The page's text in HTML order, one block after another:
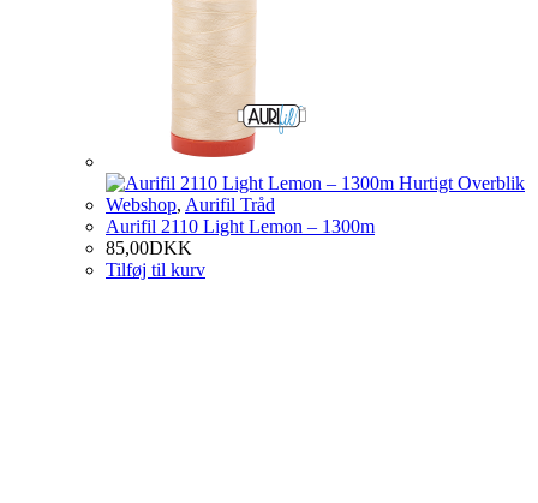
Hurtigt Overblik
Webshop, Aurifil Tråd
Aurifil 2110 Light Lemon – 1300m
85,00DKK
Tilføj til kurv